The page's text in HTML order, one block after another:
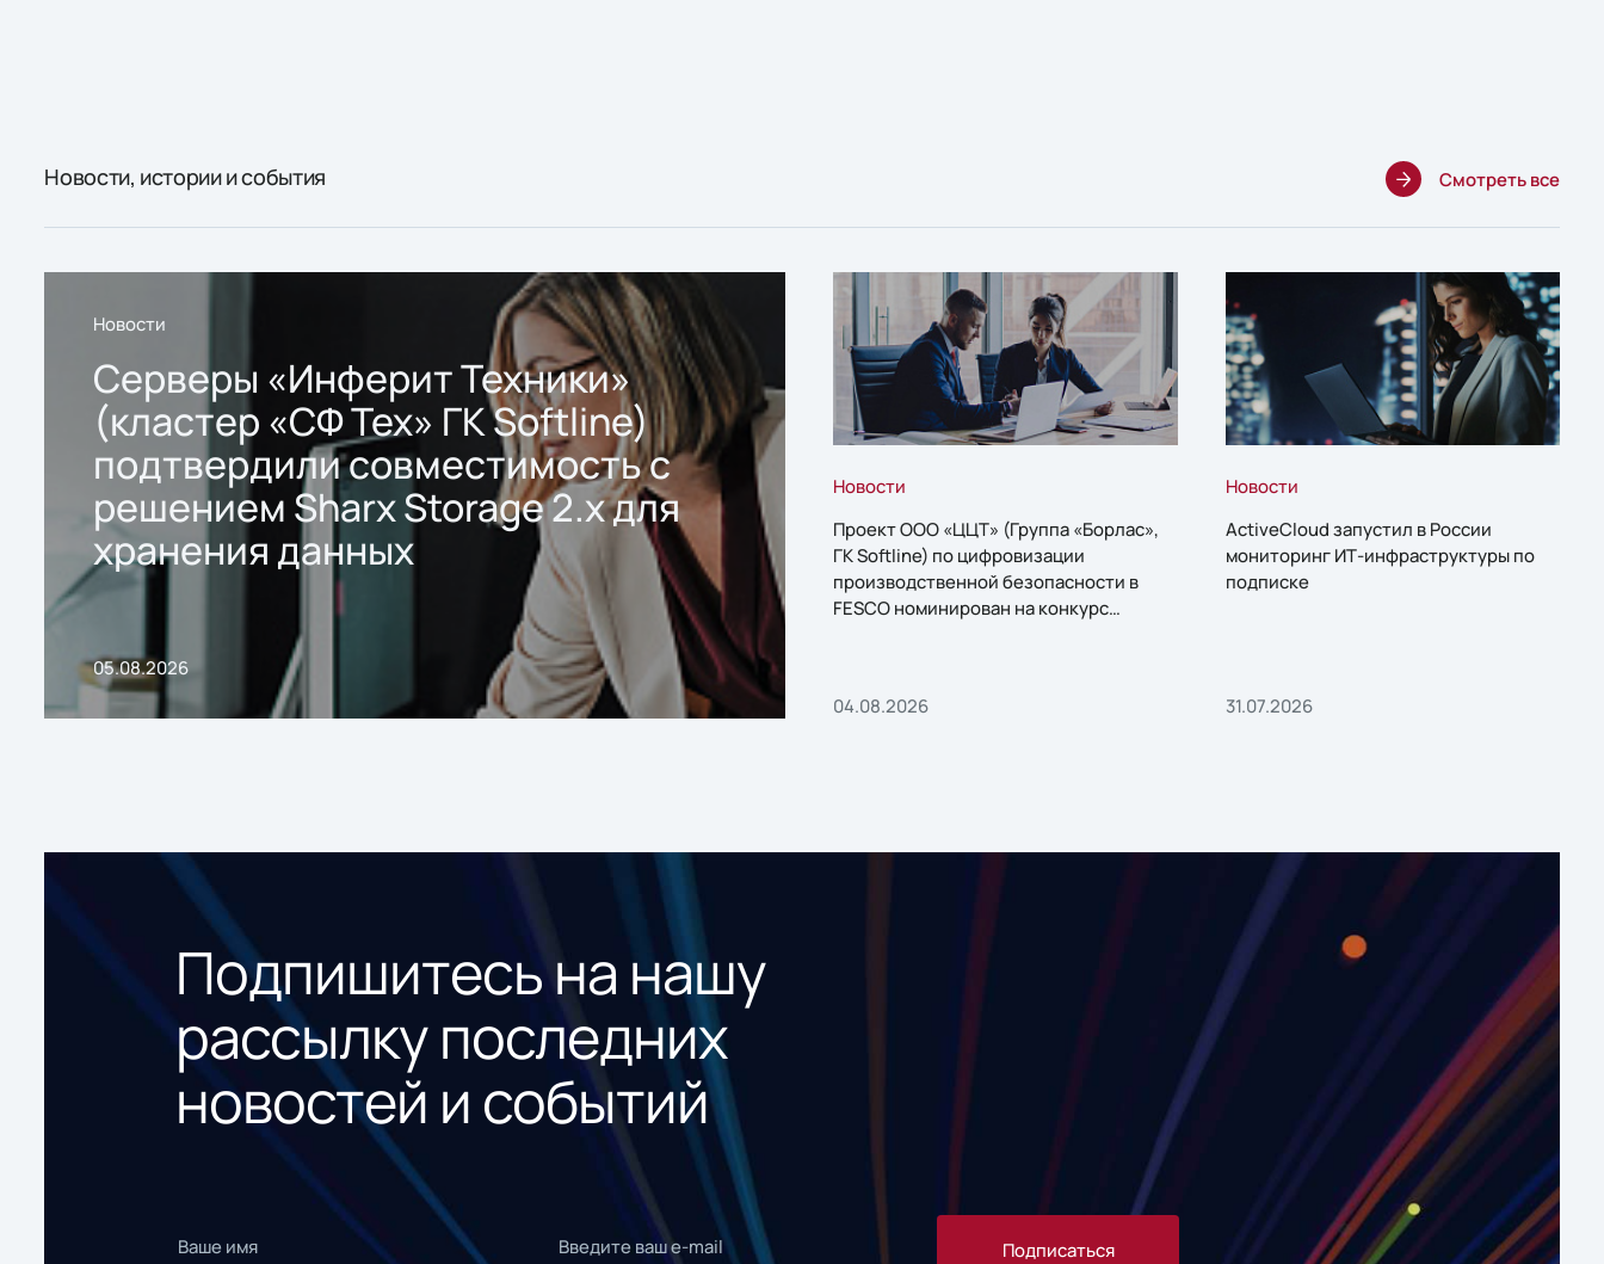
Новости, истории и события Смотреть все
Новости
Серверы «Инферит Техники»
(кластер «СФ Тех» ГК Softline)
подтвердили совместимость с
решением Sharx Storage 2.x для
хранения данных
05.08.2026
Новости
Проект ООО «ЦЦТ» (Группа «Борлас»,
ГК Softline) по цифровизации
производственной безопасности в
FESCO номинирован на конкурс
04.08.2026
Новости
ActiveCloud запустил в России
мониторинг ИТ-инфраструктуры по
подписке
31.07.2026
Подпишитесь на нашу
рассылку последних
новостей и событий
Подписаться